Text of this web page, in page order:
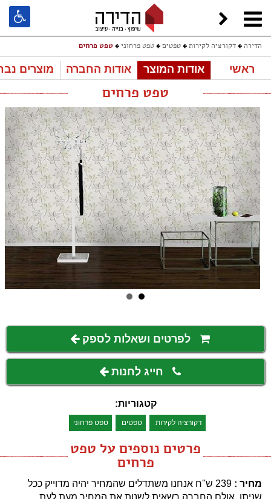
הדירה דקורציה לקירות טפטים טפט פרחוני טפט פרחים
ראשי אודות המוצר אודות החברה מוצרים
טפט פרחים
לפרטים ושאלות לספק
חייג לחנות
קטגוריות:
דקורציה לקירות טפטים טפט פרחוני
פרטים נוספים על טפט
פרחים
מחיר : 239 ש''ח
אנחנו משתדלים שהמחיר יהיה מדוייק ככל